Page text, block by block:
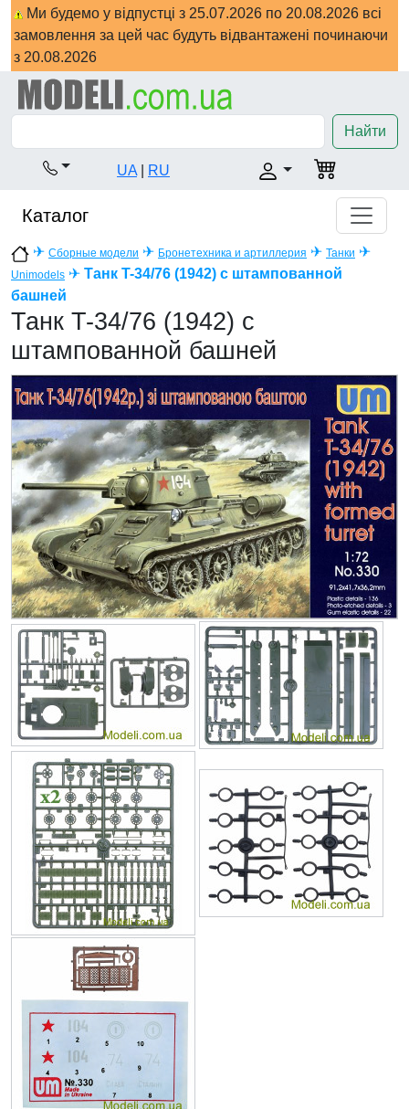
Ми будемо у відпустці з 25.07.2026 по 20.08.2026 всі
замовлення за цей час будуть відвантажені починаючи
з 20.08.2026
Найти
UA RU
Каталог
✈ Сборные модели ✈ Бронетехника и артиллерия ✈ Танки ✈
Unimodels ✈ Танк T-34/76 (1942) с штампованной
башней
Танк T-34/76 (1942) с
штампованной башней